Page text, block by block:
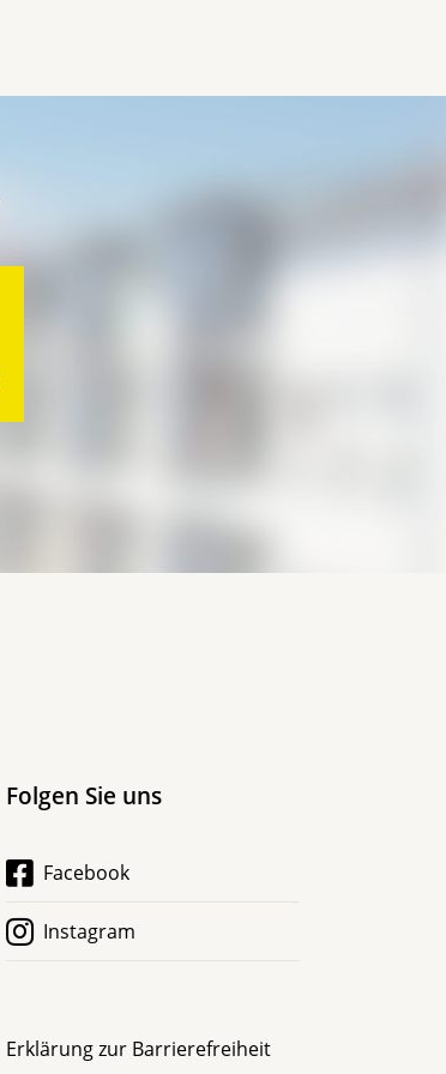
Folgen Sie uns
Facebook
Instagram
Erklärung zur Barrierefreiheit